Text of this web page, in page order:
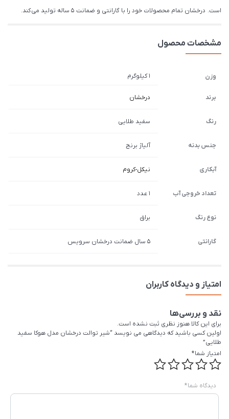
است. درخشان تمام محصولات خود را با گارانتی و ضمانت 5 ساله تولید می کند.
مشخصات محصول
وزن 1 کیلوگرم
برند درخشان
رنگ سفید طلایی
جنس بدنه آلیاژ برنج
آبکاری نیکل-کروم
تعداد خروجی آب 1 عدد
نوع رنگ براق
گارانتی 5 سال ضمانت درخشان سرویس
امتیاز و دیدگاه کاربران
نقد و بررسی‌ها
برای این کالا هنوز نظری ثبت نشده است.
اولین کسی باشید که دیدگاهی می نویسد “شیر توالت درخشان مدل هوکا سفید
طلایی”
امتیاز شما*
دیدگاه شما*